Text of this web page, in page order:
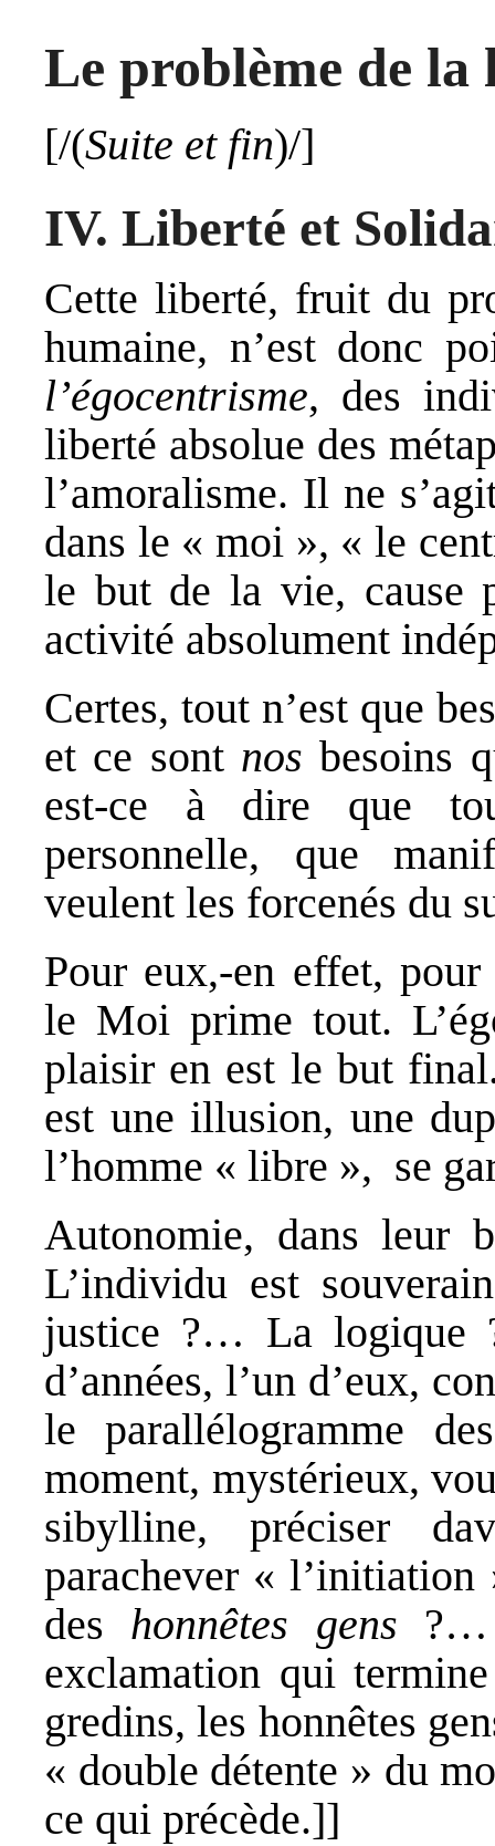
Le problème de la
[/(Suite et fin)/]
IV. Liberté et
Cette liberté, fruit du
humaine, n’est donc
l’égocentrisme, des
liberté absolue des
l’amoralisme. Il ne
dans le « moi », « le
le but de la vie, cause
activité absolument
Certes, tout n’est que
et ce sont nos besoins
est-ce à dire que
personnelle, que
veulent les forcenés du
Pour eux,-en effet,
le Moi prime tout.
plaisir en est le but
est une illusion, une
l’homme « libre », se
Autonomie, dans leur
L’individu est
justice ?… La logique
d’années, l’un d’eux,
le parallélogramme
moment, mystérieux,
sibylline, préciser
parachever «
des honnêtes gens ?…
exclamation qui
gredins, les honnêtes
« double détente » du
ce qui précède.]]